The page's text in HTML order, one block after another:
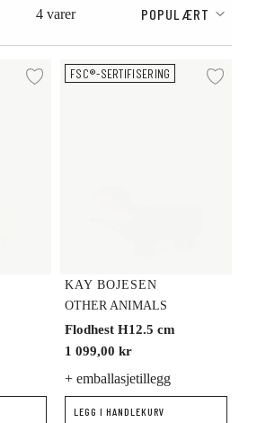
4 varer POPULÆRT
Legg til ønskeliste
Flodhest H12.5 cm
FSC®-SERTIFISERING
KAY BOJESEN
OTHER ANIMALS
Flodhest H12.5 cm
1 099,00 kr
+ emballasjetillegg
LEGG I HANDLEKURV